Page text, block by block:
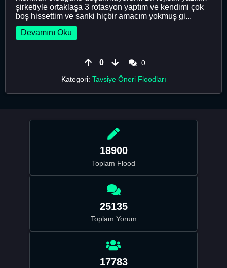
şirketiyle ortaklaşa 3 rotasyon yaptım ve kendimi çok
boş hissettim ve sanki hiçbir amacım yokmuş gi...
Devamını Oku
0
0
Kategori: Tavsiye Öneri Floodları
18900
Toplam Flood
25135
Toplam Yorum
17783